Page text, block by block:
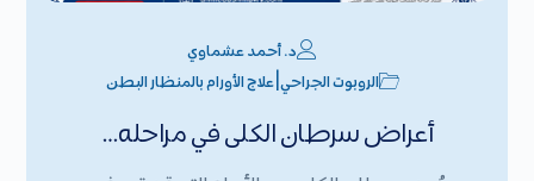
د. أحمد عشماوي
الروبوت الجراحي |علاج الأورام بالمنظار البطن
أعراض سرطان الكلى في مراحله…